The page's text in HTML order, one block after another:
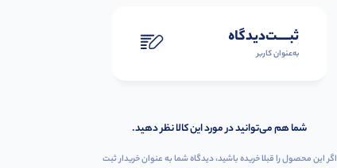
ثبـــــت‌دیدگاه
به‌عنوان کاربر
شما هم می‌توانید در مورد این کالا نظر دهید.
اگر این محصول را قبلا خریده باشید، دیدگاه شما به عنوان خریدار ثبت